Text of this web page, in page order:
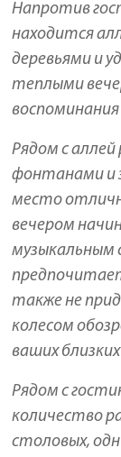
Напротив
находится
деревьями и
теплыми
Рядом с
фонтанами и
место
вечером
музыкальным
также не
колесом
ваших
Рядом с
количество
столовых,